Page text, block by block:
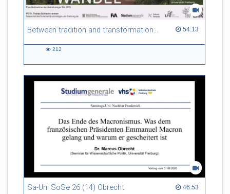
Between tradition and transformation: how owners, advisers and institutions co-create knowledge for resilient forests in Europe 54:13
54:13 duration
212
Sa-Uni SoSe 26 (14) Obrecht 46:53
46:53 duration